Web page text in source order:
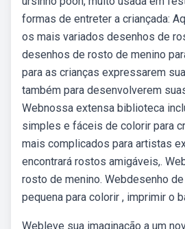
formas de entreter a criançada:
os mais variados desenhos de
desenhos de rosto de menino
para as crianças expressarem
também para desenvolverem
Webnossa extensa biblioteca
simples e fáceis de colorir para
mais complicados para artistas
encontrará rostos amigáveis,.
rosto de menino. Webdesenho
pequena para colorir , imprimir o
Webleve sua imaginação a um